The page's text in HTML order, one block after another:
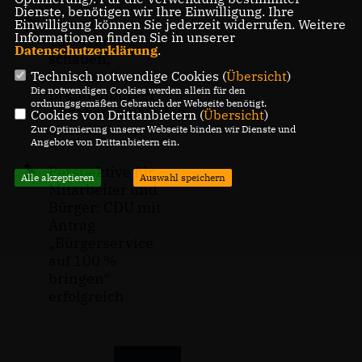
Über den
Tellerrand
schauen,
Austausch mit
Brandenburger
Nachbargemeinden
intensivieren
Perspektive für
Mitarbeiter und
Dienste, benötigen wir Ihre Einwilligung. Ihre
Einwilligung können Sie jederzeit widerrufen. Weitere
Informationen finden Sie in unserer
Datenschutzerklärung.
Technisch notwendige Cookies (Übersicht)
Die notwendigen Cookies werden allein für den
ordnungsgemäßen Gebrauch der Webseite benötigt.
Cookies von Drittanbietern (Übersicht)
Zur Optimierung unserer Webseite binden wir Dienste und
Angebote von Drittanbietern ein.
Alle akzeptieren Auswahl speichern